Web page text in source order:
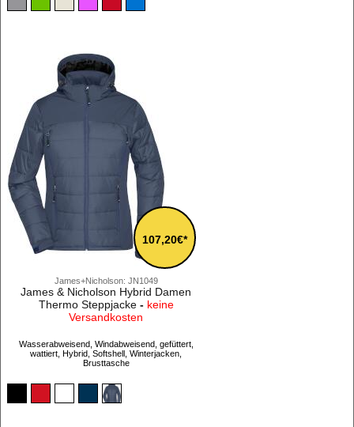
James+Nicholson: JN1049
107,20€*
James & Nicholson Hybrid Damen
Thermo Steppjacke- keine
Versandkosten
Wasserabweisend, Windabweisend, gefüttert,
wattiert, Hybrid, Softshell, Winterjacken,
Brusttasche